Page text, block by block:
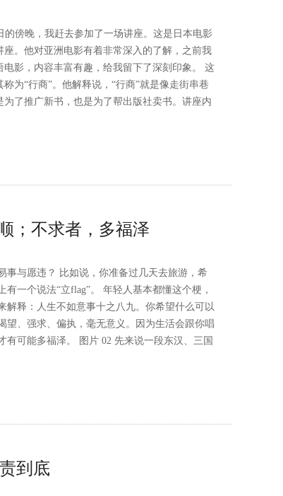
傍晚，我赶去参加了一场讲座。这是日本电影
。他对亚洲电影有着非常深入的了解，之前我
影，内容丰富有趣，给我留下了深刻印象。 这
为“行商”。他解释说，“行商”就是像走街串巷
了推广新书，也是为了帮出版社卖书。讲座内
；不求者，多福泽
事与愿违？ 比如说，你准备过几天去旅游，希
一个说法“立flag”。 年轻人基本都懂这个梗，
解释：人生不如意事十之八九。你希望什么可以
望、强求、偏执，毫无意义。因为生活会跟你唱
可能多福泽。 图片 02 先来说一段东汉、三国
到底